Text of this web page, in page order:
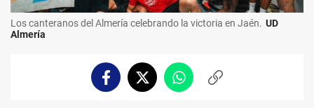
Los canteranos del Almería celebrando la victoria en Jaén. UD
Almería
FacebookTwitterWhatsappCopiar